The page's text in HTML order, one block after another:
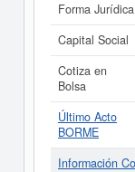
Forma Jurídica
Capital Social
Cotiza en
Bolsa
Último Acto
BORME
Información